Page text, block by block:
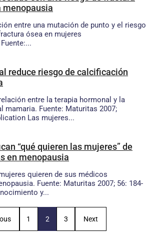
menopausia
entre una mutación de punto y el riesgo
ósea en mujeres
reduce riesgo de calcificación
entre la terapia hormonal y la
mamaria. Fuente: Maturitas 2007;
Las mujeres...
“qué quieren las mujeres” de
en menopausia
quieren de sus médicos
Fuente: Maturitas 2007; 56: 184-
y...
1 2 3 Next